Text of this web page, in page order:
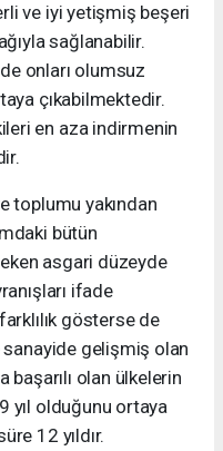
ve iyi yetişmiş beşeri
sağlanabilir.
onları olumsuz
çıkabilmektedir.
en aza indirmenin
toplumu yakından
bütün
asgari düzeyde
ifade
gösterse de
gelişmiş olan
başarılı olan ülkelerin
yıl olduğunu ortaya
12 yıldır.